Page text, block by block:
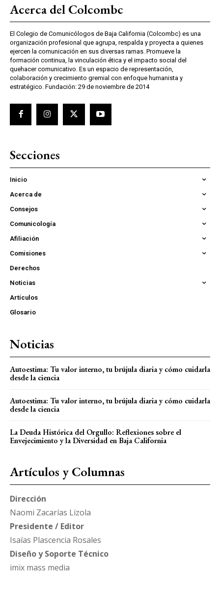
Acerca del Colcombc
El Colegio de Comunicólogos de Baja California (Colcombc) es una
organización profesional que agrupa, respalda y proyecta a quienes
ejercen la comunicación en sus diversas ramas. Promueve la
formación continua, la vinculación ética y el impacto social del
quehacer comunicativo. Es un espacio de representación,
colaboración y crecimiento gremial con enfoque humanista y
estratégico. Fundación: 29 de noviembre de 2014
Secciones
Inicio
Acerca de
Consejos
Comunicología
Afiliación
Comisiones
Derechos
Noticias
Artículos
Glosario
Noticias
Autoestima: Tu valor interno, tu brújula diaria y cómo cuidarla
desde la ciencia
Autoestima: Tu valor interno, tu brújula diaria y cómo cuidarla
desde la ciencia
La Deuda Histórica del Orgullo: Reflexiones sobre el
Envejecimiento y la Diversidad en Baja California
Artículos y Columnas
Dirección
Naomi Zacarías Lizola
Presidente / Editor
Isaías Plascencia Rosales
Diseño y Soporte Técnico
imix mass media